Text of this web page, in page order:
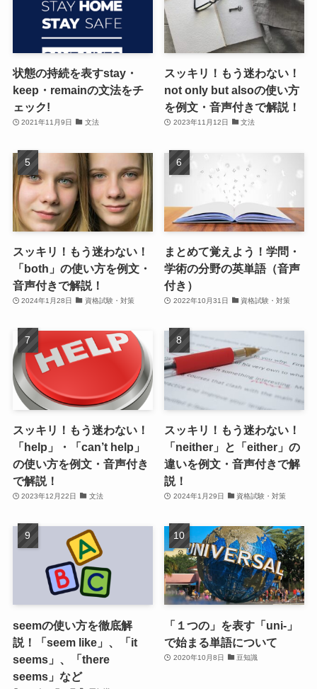
状態の持続を表すstay・
keep・remainの文法をチ
ェック!
2021年11月9日 文法
スッキリ！もう迷わない！
not only but alsoの使い方
を例文・音声付きで解説！
2023年11月12日 文法
スッキリ！もう迷わない！
「both」の使い方を例文・
音声付きで解説！
2024年1月28日 資格試験・対策
まとめて覚えよう！学問・
学術の分野の英単語（音声
付き）
2022年10月31日 資格試験・対策
スッキリ！もう迷わない！
「help」・「can’t help」
の使い方を例文・音声付き
で解説！
2023年12月22日 文法
スッキリ！もう迷わない！
「neither」と「either」の
違いを例文・音声付きで解
説！
2024年1月29日 資格試験・対策
seemの使い方を徹底解
説！「seem like」、「it
seems」、「there
seems」など
「１つの」を表す「uni-」
で始まる単語について
2020年10月8日 豆知識